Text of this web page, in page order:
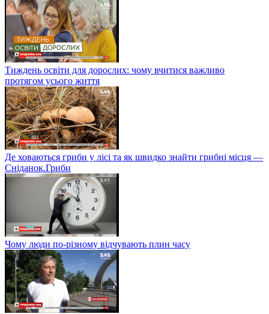
Тиждень освіти для дорослих: чому вчитися важливо
протягом усього життя
Де ховаються гриби у лісі та як швидко знайти грибні місця —
Сніданок.Гриби
Чому люди по-різному відчувають плин часу